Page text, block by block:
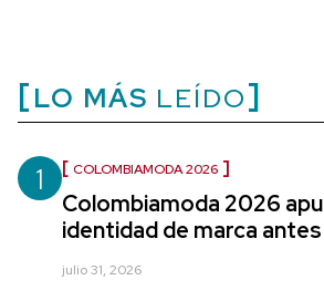
LO MÁS LEÍDO
1 COLOMBIAMODA 2026
Colombiamoda 2026
identidad de marca
julio 31, 2026